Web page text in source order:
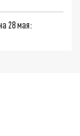
28 мая: